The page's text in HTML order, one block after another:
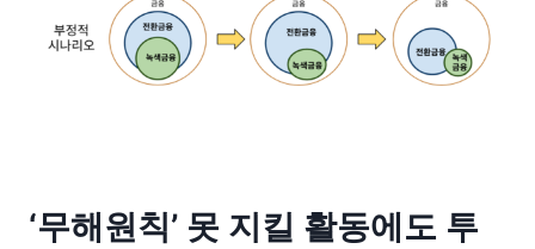
‘무해원칙’ 못 지킬 활동에도 투